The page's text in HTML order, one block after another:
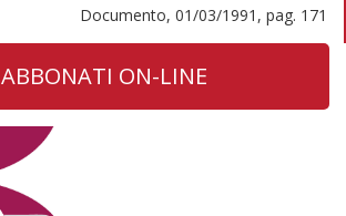
Documento, 01/03/1991, pag. 171
ABBONATI ON-LINE